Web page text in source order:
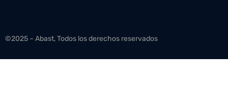
©2025 – Abast, Todos los derechos reservados